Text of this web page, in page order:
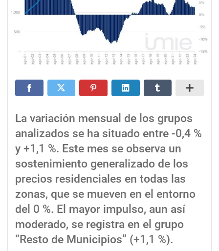
La variación mensual de los grupos
analizados se ha situado entre -0,4 %
y +1,1 %. Este mes se observa un
sostenimiento generalizado de los
precios residenciales en todas las
zonas, que se mueven en el entorno
del 0 %. El mayor impulso, aun así
moderado, se registra en el grupo
“Resto de Municipios” (+1,1 %).